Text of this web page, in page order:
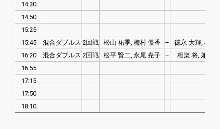
14:30
14:50
15:25
15:45
混合ダブルス 2回戦 松山 祐季, 梅村 優香 –
德永 大輝, 榎谷
16:20
混合ダブルス 2回戦 松平 賢二, 永尾 尭子 –
相楽 将, 兼谷
16:55
17:15
17:50
18:10